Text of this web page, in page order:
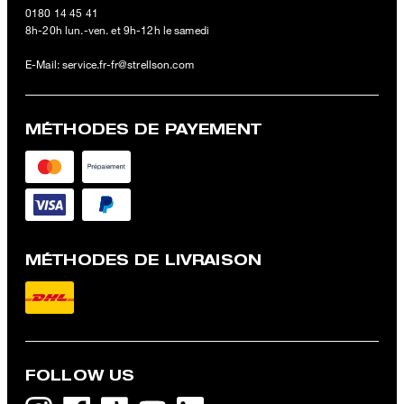
0180 14 45 41
8h-20h lun.-ven. et 9h-12h le samedi
E-Mail:service.fr-fr@strellson.com
MÉTHODES DE PAYEMENT
MÉTHODES DE LIVRAISON
FOLLOW US